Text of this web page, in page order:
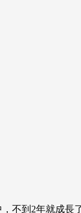
不到2年就成長